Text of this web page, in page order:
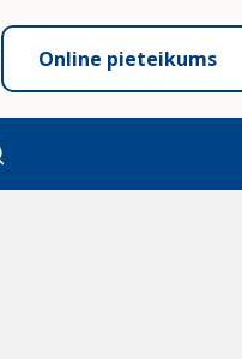
Online pieteikums